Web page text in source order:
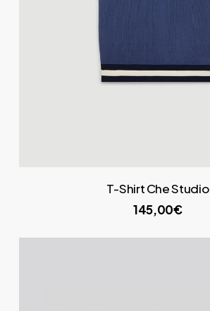
T-Shirt Che Studio
145,00€